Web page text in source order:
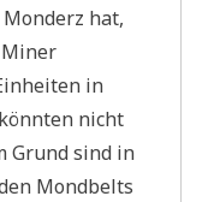
hat,
in
nicht
Grund sind in
Mondbelts